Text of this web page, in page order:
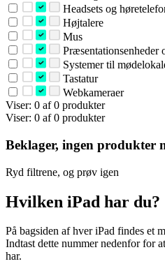
Headsets og
Højtalere
Mus
Præsentationsenheder
Systemer til
Tastatur
Webkameraer
Viser: 0 af 0 produkter
Viser: 0 af 0 produkter
Beklager, ingen produkter
Ryd filtrene, og prøv igen
Hvilken iPad har du?
På bagsiden af hver iPad findes et
Indtast dette nummer nedenfor for
har.